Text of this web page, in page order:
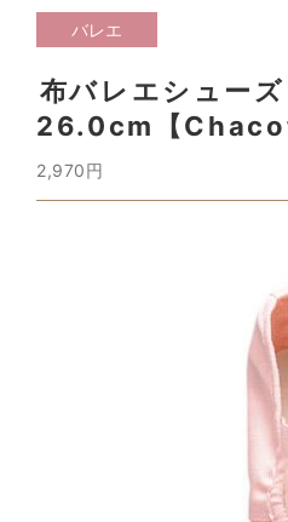
バレエ
布バレエシュー
26.0cm【
2,970円